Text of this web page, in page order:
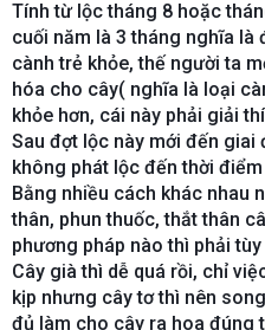
Tính từ lộc tháng 8 hoặc
cuối năm là 3 tháng nghĩa là
cành trẻ khỏe, thế người ta
hóa cho cây( nghĩa là loại
khỏe hơn, cái này phải giải
Sau đợt lộc này mới đến
không phát lộc đến thời
Bằng nhiều cách khác nhau
thân, phun thuốc, thắt thân
phương pháp nào thì phải
Cây già thì dễ quá rồi, chỉ
kịp nhưng cây tơ thì nên
đủ làm cho cây ra hoa đúng